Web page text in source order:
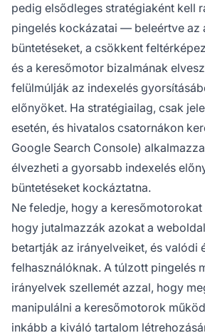
pedig elsődleges stratégiaként kell
pingelés kockázatai — beleértve az
büntetéseket, a csökkent
és a keresőmotor bizalmának
felülmúlják az indexelés
előnyöket. Ha stratégiailag, csak
esetén, és hivatalos csatornákon
Google Search Console)
élvezheti a gyorsabb indexelés
büntetéseket kockáztatna.
Ne feledje, hogy a
hogy jutalmazzák azokat a
betartják az irányelveiket, és valódi
felhasználóknak. A túlzott pingelés
irányelvek szellemét azzal, hogy
manipulálni a keresőmotorok
inkább a kiváló tartalom